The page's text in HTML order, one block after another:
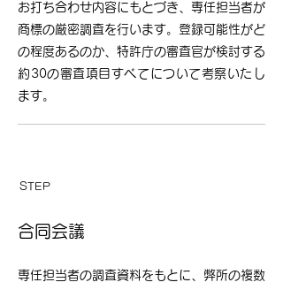
​お打ち合わせ内容にもとづき、専任担当者が
商標の厳密調査を行います。登録可能性がど
の程度あるのか、特許庁の審査官が検討する
約30の審査項目すべてについて考察いたし
ます。
​STEP
合同会議
専任担当者の調査資料をもとに、弊所の複数